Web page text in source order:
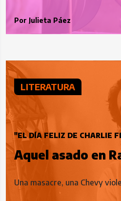
Por Julieta Páez
LITERATURA
"EL DÍA FELIZ DE CHARLIE
Aquel asado en
Una masacre, una Chevy